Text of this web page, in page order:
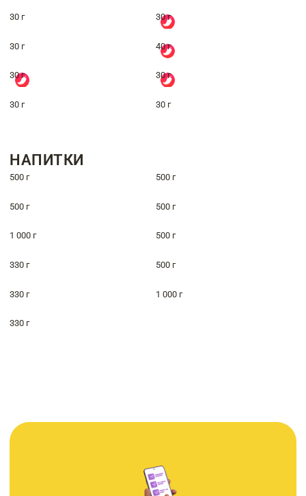
30 г 30 г
30 г 40 г
30 г 30 г
30 г 30 г
НАПИТКИ
500 г 500 г
500 г 500 г
1 000 г 500 г
330 г 500 г
330 г 1 000 г
330 г